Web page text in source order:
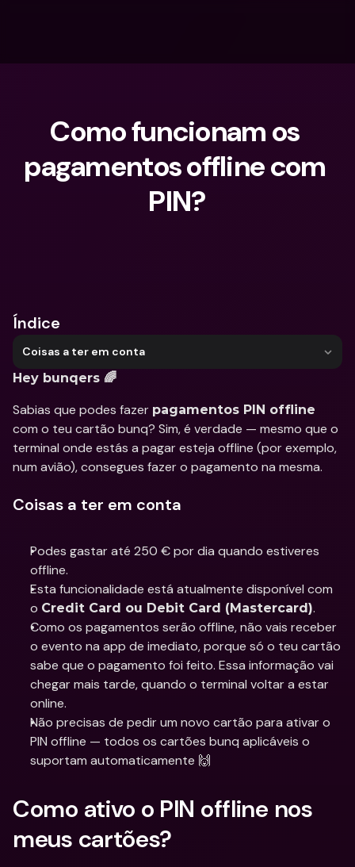
Como funcionam os
pagamentos offline com
PIN?
Índice
Coisas a ter em conta
Hey bunqers 🌈
Sabias que podes fazer pagamentos PIN offline
com o teu cartão bunq? Sim, é verdade — mesmo que o
terminal onde estás a pagar esteja offline (por exemplo,
num avião), consegues fazer o pagamento na mesma.
Coisas a ter em conta
Podes gastar até 250 € por dia quando estiveres
offline.
Esta funcionalidade está atualmente disponível com
o Credit Card ou Debit Card (Mastercard).
Como os pagamentos serão offline, não vais receber
o evento na app de imediato, porque só o teu cartão
sabe que o pagamento foi feito. Essa informação vai
chegar mais tarde, quando o terminal voltar a estar
online.
Não precisas de pedir um novo cartão para ativar o
PIN offline — todos os cartões bunq aplicáveis o
suportam automaticamente 🙌
Como ativo o PIN offline nos
meus cartões?